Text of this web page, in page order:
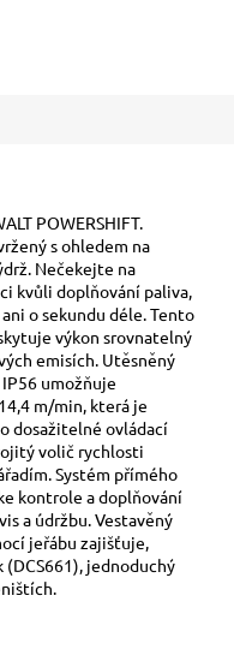
POWERSHIFT.
s ohledem na
Nečekejte na
kvůli doplňování paliva,
o sekundu déle. Tento
výkon srovnatelný
emisích. Utěsněný
umožňuje
m/min, která je
dosažitelné ovládací
volič rychlosti
Systém přímého
kontrole a doplňování
a údržbu. Vestavěný
jeřábu zajišťuje,
jednoduchý